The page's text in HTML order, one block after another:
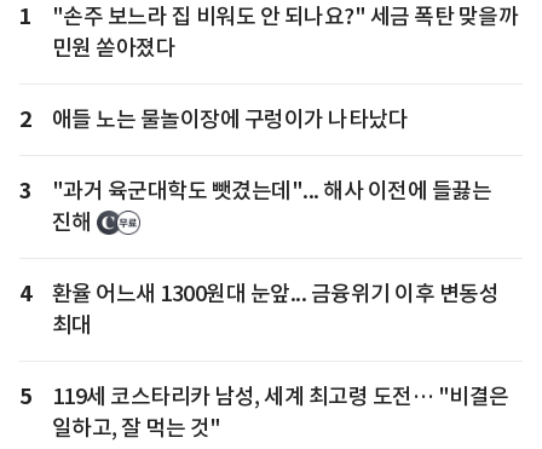
1
"손주 보느라 집 비워도 안 되나요?" 세금 폭탄 맞을까
민원 쏟아졌다
2 애들 노는 물놀이장에 구렁이가 나타났다
3
"과거 육군대학도 뺏겼는데"... 해사 이전에 들끓는
진해
4
환율 어느새 1300원대 눈앞... 금융위기 이후 변동성
최대
5
119세 코스타리카 남성, 세계 최고령 도전… "비결은
일하고, 잘 먹는 것"